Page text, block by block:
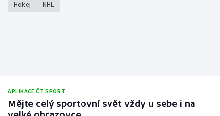
Hokej NHL
APLIKACE ČT SPORT
Mějte celý sportovní svět vždy u sebe i na